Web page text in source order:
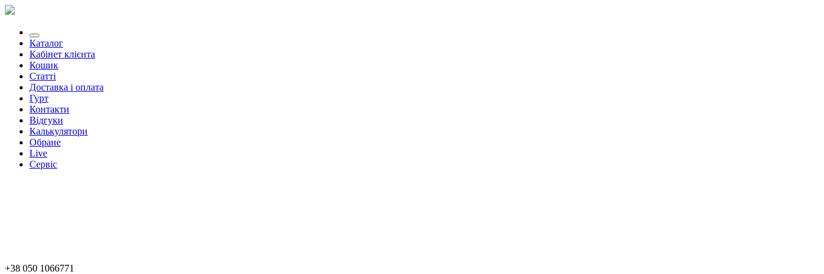
Каталог
Кабінет клієнта
Кошик
Статті
Доставка і оплата
Гурт
Контакти
Відгуки
Калькулятори
Обране
Live
Сервіс
+38 050 1066771